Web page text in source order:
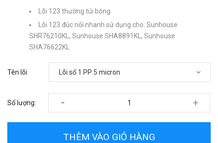
Lõi 123 thường túi bóng
Lõi 123 đúc nối nhanh sử dụng cho: Sunhouse
SHR76210KL, Sunhouse SHA8891KL, Sunhouse
SHA76622KL
Tên lõi
Số lượng: - +
THÊM VÀO GIỎ HÀNG